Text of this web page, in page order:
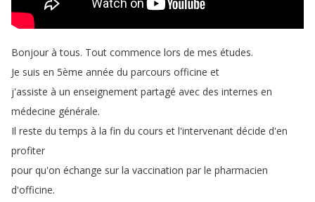
Bonjour à tous. Tout commence lors de mes études.
Je suis en 5ème année du parcours officine et
j'assiste à un enseignement partagé avec des internes en
médecine générale.
Il reste du temps à la fin du cours et l'intervenant décide d'en
profiter
pour qu'on échange sur la vaccination par le pharmacien
d'officine.